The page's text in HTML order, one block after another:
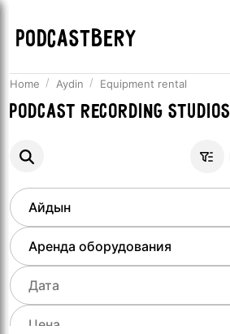
PODCASTBERY
Home Aydin Equipment rental
Podcast recording studios